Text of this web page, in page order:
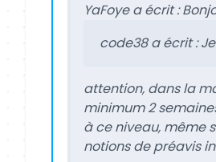
YaFoye a écrit :
code38 a écrit :
attention, dans la
minimum 2
à ce niveau, même
notions de préavis